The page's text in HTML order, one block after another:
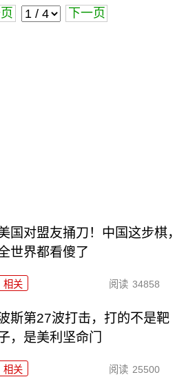
下一页
国对盟友捅刀！中国这步棋，
世界都看傻了
相关 阅读 34858
斯第27波打击，打的不是靶
，是美利坚命门
相关 阅读 25500